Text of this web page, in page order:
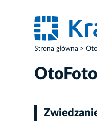
Strona główna